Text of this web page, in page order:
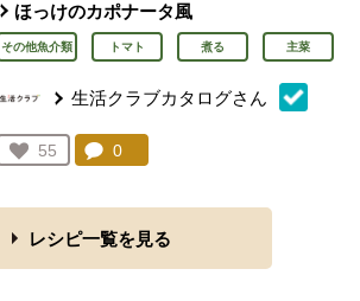
ほっけのカポナータ風
その他魚介類 トマト 煮る 主菜
生活クラブカタログさん
お気に入り登録：
55
人が登録
コメント：
0
レシピ一覧を見る